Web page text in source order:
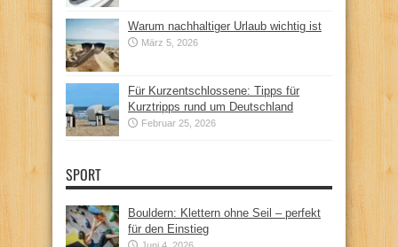
Warum nachhaltiger Urlaub wichtig ist
März 5, 2026
Für Kurzentschlossene: Tipps für
Kurztripps rund um Deutschland
Februar 25, 2026
SPORT
Bouldern: Klettern ohne Seil – perfekt
für den Einstieg
Juni 4, 2026